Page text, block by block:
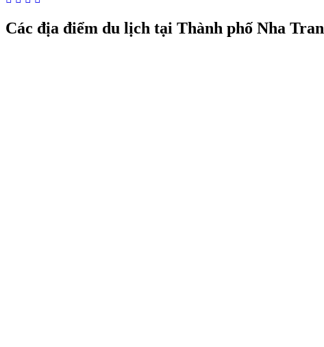
Các địa điểm du lịch tại Thành phố Nha